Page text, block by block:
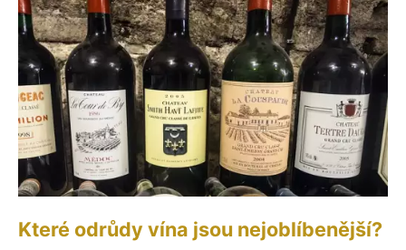
Které odrůdy vína jsou nejoblíbenější?